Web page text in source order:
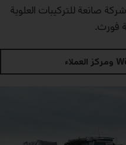
معلومات حول أكثر من 50 شركة صانعة للتركيبات العلوية
فورث.